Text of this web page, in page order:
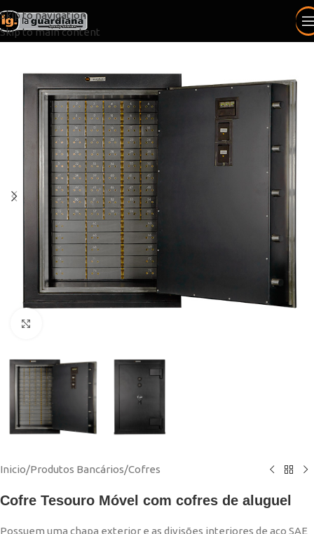
Skip to navigation
Skip to main content
Inicio/Produtos Bancários/Cofres
Cofre Tesouro Móvel com cofres de aluguel
Possuem uma chapa exterior e as divisões interiores de aço SAE